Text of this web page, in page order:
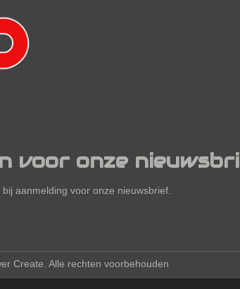
voor onze
aanmelding voor onze nieuwsbrief.
Create. Alle rechten